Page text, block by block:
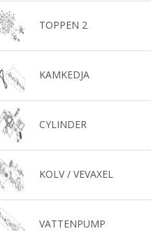
TOPPEN 2
KAMKEDJA
CYLINDER
KOLV / VEVAXEL
VATTENPUMP